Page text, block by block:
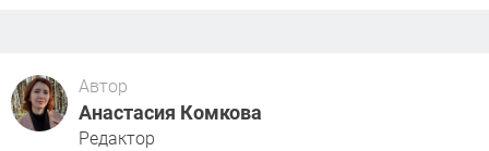
Автор
Анастасия Комкова
Редактор